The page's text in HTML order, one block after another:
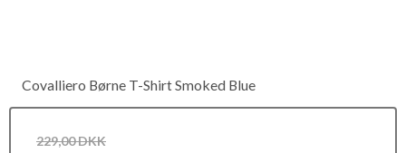
Covalliero Børne T-Shirt Smoked Blue
229,00 DKK